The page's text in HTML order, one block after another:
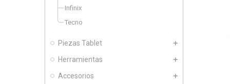
Infinix
Tecno
Piezas Tablet
Herramientas
Accesorios